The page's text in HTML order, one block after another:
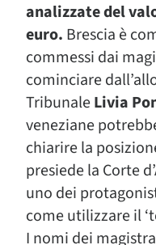
analizzate del
euro. Brescia è
commessi dai
cominciare
TribunaleLivia
veneziane
chiarire la
presiede la Corte
uno dei
come utilizzare il
I nomi dei